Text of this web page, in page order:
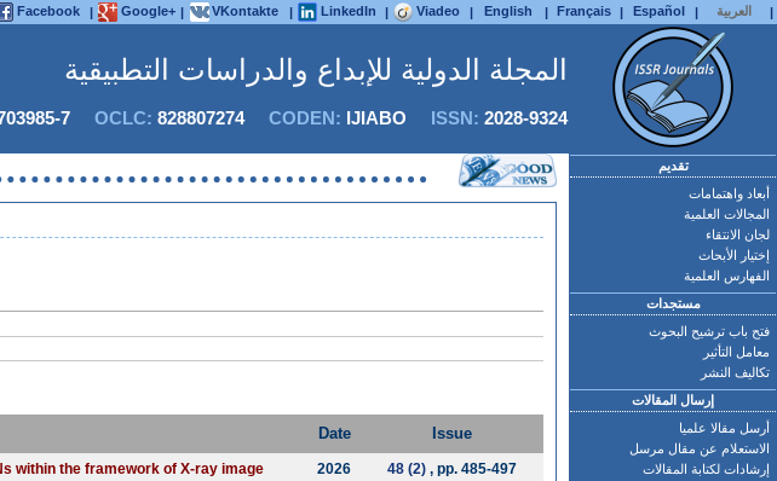
Facebook | Google+ | VKontakte | LinkedIn | Viadeo | English | Français | Español | العربية |
المجلة الدولية للإبداع والدراسات التطبيقية
7 OCLC: 828807274CODEN: IJIABO ISSN: 2028-9324
Date Issue
within the framework of X-ray image
2026 48 (2), pp. 485-497
تقديم
أبعاد واهتمامات
المجالات العلمية
لجان الانتقاء
إختيار الأبحاث
الفهارس العلمية
مستجدات
فتح باب ترشيح البحوث
معامل التأثير
تكاليف النشر
إرسال المقالات
أرسل مقالا علميا
الاستعلام عن مقال مرسل
إرشادات لكتابة المقالات